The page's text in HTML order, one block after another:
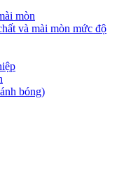
mòn
và mài mòn mức độ
bóng)